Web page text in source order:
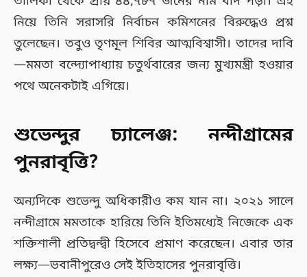
নিয়ে তিনি সরাসরি নির্বাচন কমিশনের বিরুদ্ধেও প্রশ্ন
তুলেছেন। তবুও তৃণমূল শিবির আত্মবিশ্বাসী। তাদের দাবি
—মমতা বন্দ্যোপাধ্যায় চতুর্থবারের জন্য মুখ্যমন্ত্রী হওয়ার
পথে অনেকটাই এগিয়ে।
শুভেন্দুর চ্যালেঞ্জ: নন্দীগ্রামের
পুনরাবৃত্তি?
অন্যদিকে শুভেন্দু অধিকারীও কম যান না। ২০২১ সালে
নন্দীগ্রামে মমতাকে হারিয়ে তিনি ইতিমধ্যেই নিজেকে এক
শক্তিশালী প্রতিদ্বন্দ্বী হিসেবে প্রমাণ করেছেন। এবার তার
লক্ষ্য—ভবানীপুরেও সেই ইতিহাসের পুনরাবৃত্তি।